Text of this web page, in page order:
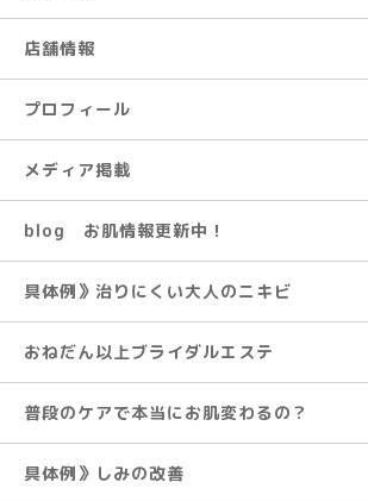
店舗情報
プロフィール
メディア掲載
blog お肌情報更新中！
具体例》治りにくい大人のニキビ
おねだん以上ブライダルエステ
普段のケアで本当にお肌変わるの？
具体例》しみの改善